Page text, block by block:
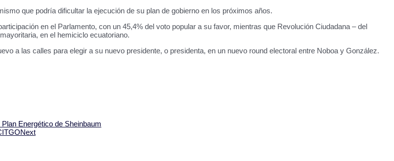
que podría dificultar la ejecución de su plan de gobierno en los próximos años.
en el Parlamento, con un 45,4% del voto popular a su favor, mientras que Revolución Ciudadana – del
en el hemiciclo ecuatoriano.
a las calles para elegir a su nuevo presidente, o presidenta, en un nuevo round electoral entre Noboa y González.
Energético de Sheinbaum
Next